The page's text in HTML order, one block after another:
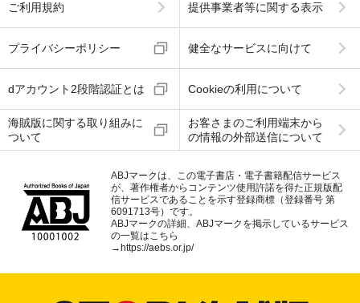
ご利用規約 提供事業者等に関する表示
プライバシーポリシー 健全なサービスに向けて
dアカウント2段階認証とは Cookieの利用について
海賊版に関する取り組みに
ついて
お客さまのご利用端末から
の情報の外部送信について
ABJマークは、この電子書店・電子書籍配信サービス
が、著作権者からコンテンツ使用許諾を得た正規版配
信サービスであることを示す登録商標（登録番号 第
6091713号）です。
ABJマークの詳細、ABJマークを掲示しているサービス
の一覧はこちら
→ https://aebs.or.jp/